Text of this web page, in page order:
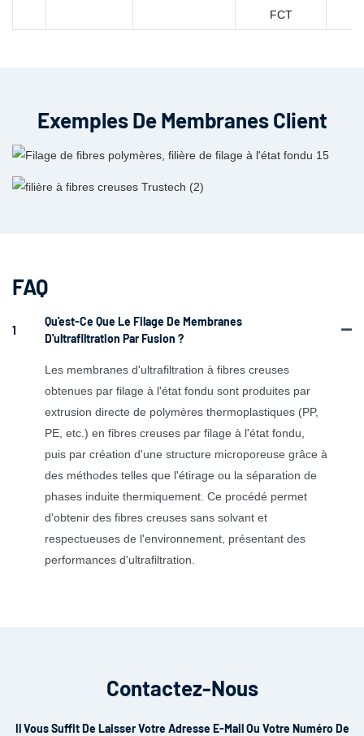
FCT
Exemples De Membranes Client
FAQ
1
Qu'est-Ce Que Le Filage De Membranes
D'ultrafiltration Par Fusion ?
Les membranes d'ultrafiltration à fibres creuses
obtenues par filage à l'état fondu sont produites par
extrusion directe de polymères thermoplastiques (PP,
PE, etc.) en fibres creuses par filage à l'état fondu,
puis par création d'une structure microporeuse grâce à
des méthodes telles que l'étirage ou la séparation de
phases induite thermiquement. Ce procédé permet
d'obtenir des fibres creuses sans solvant et
respectueuses de l'environnement, présentant des
performances d'ultrafiltration.
Contactez-Nous
Il Vous Suffit De Laisser Votre Adresse E-Mail Ou Votre Numéro De